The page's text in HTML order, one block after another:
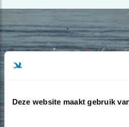
Deze website maakt gebruik